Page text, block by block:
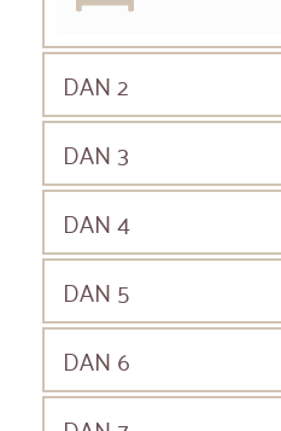
DAN 2
DAN 3
DAN 4
DAN 5
DAN 6